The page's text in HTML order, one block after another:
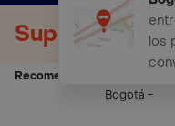
los
Recomendados:
Bogotá -